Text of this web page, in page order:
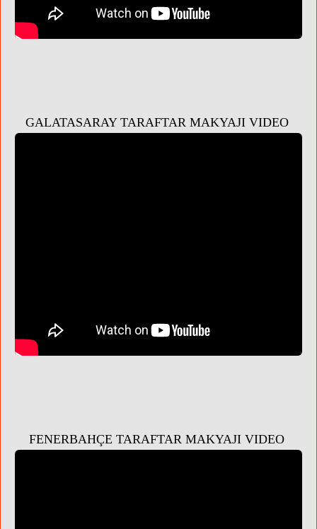
GALATASARAY TARAFTAR MAKYAJI VIDEO
FENERBAHÇE TARAFTAR MAKYAJI VIDEO